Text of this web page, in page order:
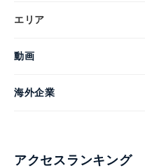
エリア
動画
海外企業
アクセスランキング